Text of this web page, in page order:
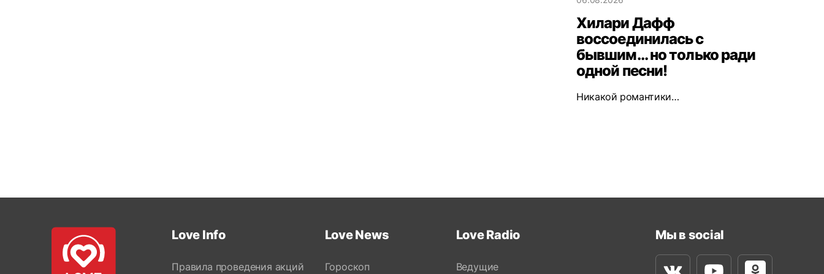
Хилари Дафф
воссоединилась с
бывшим... но только ради
одной песни!
Никакой романтики…
Love Info
Правила проведения акций
Love News
Гороскоп
Love Radio
Ведущие
Мы в social